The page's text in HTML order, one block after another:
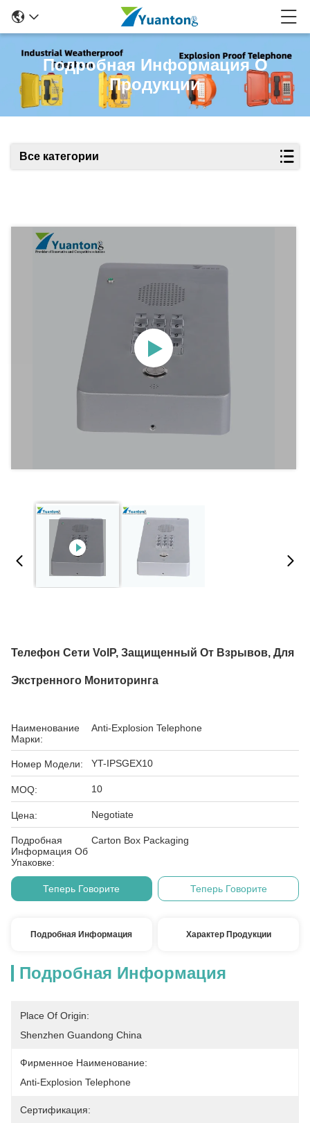
Подробная Информация О
Продукции
Все категории
Телефон Сети VoIP, Защищенный От Взрывов, Для
Экстренного Мониторинга
Наименование
Марки:
Anti-Explosion Telephone
Номер Модели: YT-IPSGEX10
MOQ: 10
Цена: Negotiate
Подробная
Информация Об
Упаковке:
Carton Box Packaging
Теперь Говорите Теперь Говорите
Подробная Информация Характер Продукции
Подробная Информация
Place Of Origin:
Shenzhen Guandong China
Фирменное Наименование:
Anti-Explosion Telephone
Сертификация: